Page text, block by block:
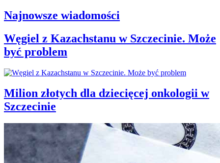
Najnowsze wiadomości
Węgiel z Kazachstanu w Szczecinie. Może
być problem
Milion złotych dla dziecięcej onkologii w
Szczecinie